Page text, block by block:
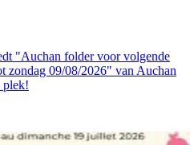
"Auchan folder voor volgende
zondag 09/08/2026" van Auchan
plek!